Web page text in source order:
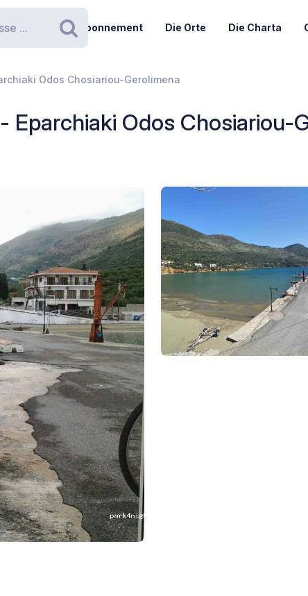
Suchen
Abonnement Die Orte Die Charta
Odos Chosiariou-Gerolimena
Eparchiaki Odos Chosiariou-